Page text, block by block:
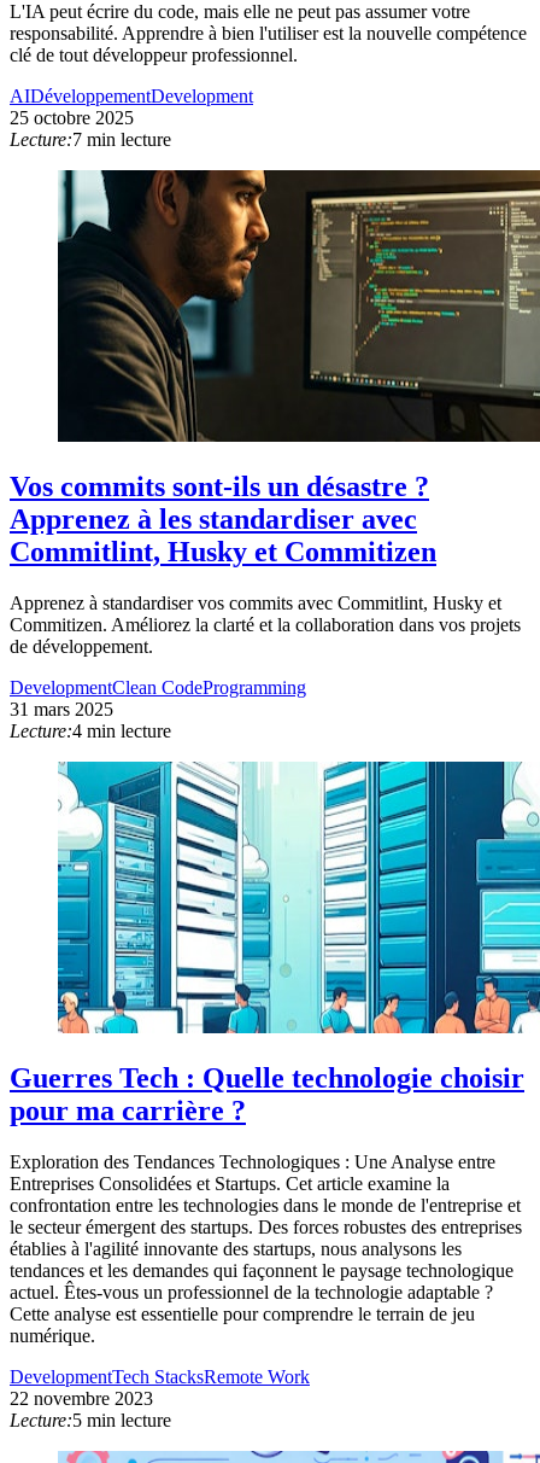
L'IA peut écrire du code, mais elle ne peut pas assumer votre
responsabilité. Apprendre à bien l'utiliser est la nouvelle compétence
clé de tout développeur professionnel.
AIDéveloppementDevelopment
25 octobre 2025
Lecture:7 min lecture
Vos commits sont-ils un désastre ?
Apprenez à les standardiser avec
Commitlint, Husky et Commitizen
Apprenez à standardiser vos commits avec Commitlint, Husky et
Commitizen. Améliorez la clarté et la collaboration dans vos projets
de développement.
DevelopmentClean CodeProgramming
31 mars 2025
Lecture:4 min lecture
Guerres Tech : Quelle technologie choisir
pour ma carrière ?
Exploration des Tendances Technologiques : Une Analyse entre
Entreprises Consolidées et Startups. Cet article examine la
confrontation entre les technologies dans le monde de l'entreprise et
le secteur émergent des startups. Des forces robustes des entreprises
établies à l'agilité innovante des startups, nous analysons les
tendances et les demandes qui façonnent le paysage technologique
actuel. Êtes-vous un professionnel de la technologie adaptable ?
Cette analyse est essentielle pour comprendre le terrain de jeu
numérique.
DevelopmentTech StacksRemote Work
22 novembre 2023
Lecture:5 min lecture